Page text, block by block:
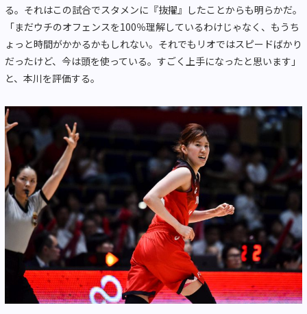
る。それはこの試合でスタメンに『抜擢』したことからも明らかだ。
「まだウチのオフェンスを100％理解しているわけじゃなく、もうち
ょっと時間がかかるかもしれない。それでもリオではスピードばかり
だったけど、今は頭を使っている。すごく上手になったと思います」
と、本川を評価する。